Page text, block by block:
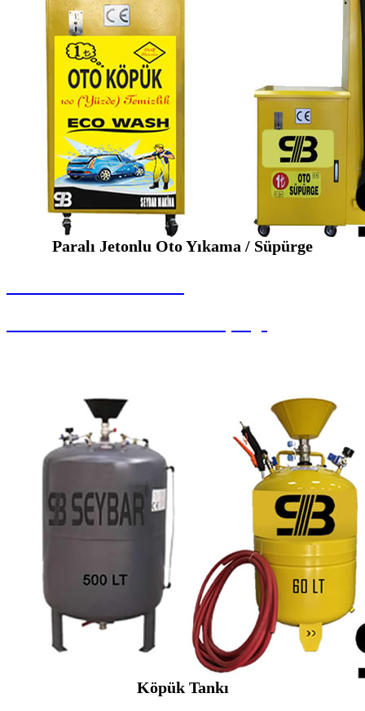
Paralı Jetonlu Oto Yıkama / Süpürge
Köpük Tankı